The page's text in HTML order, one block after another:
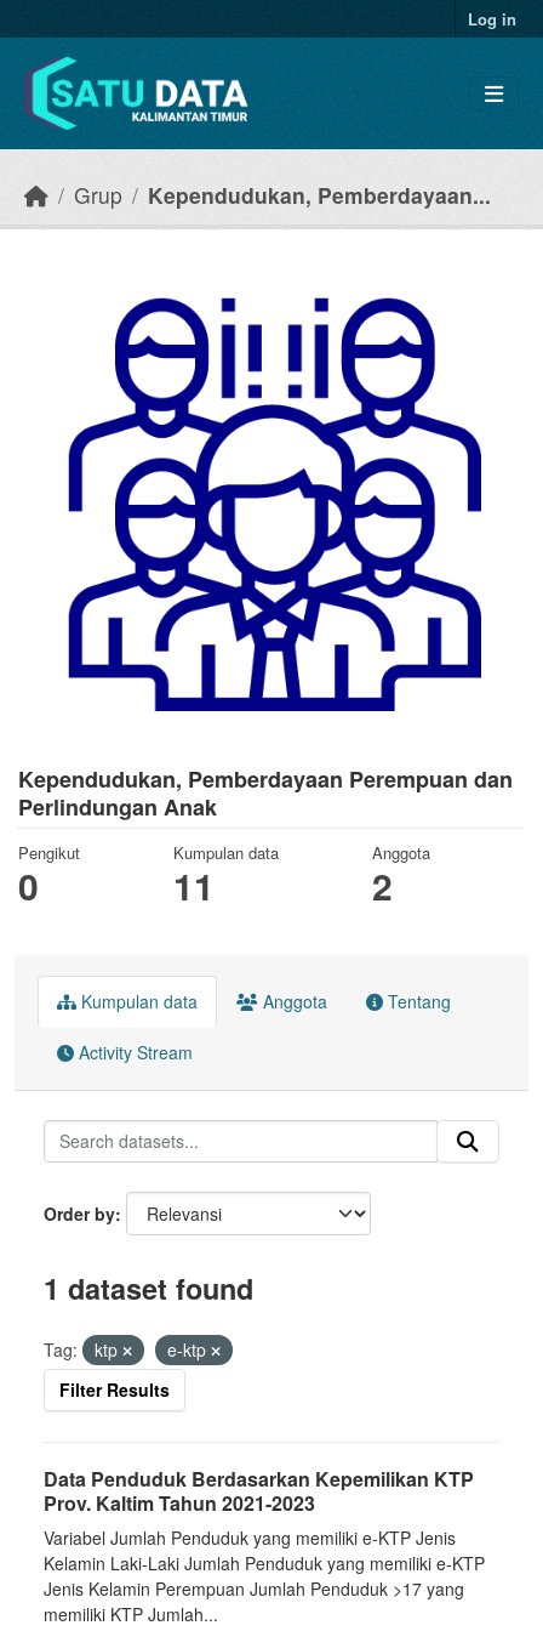
Log in
Grup Kependudukan, Pemberdayaan...
Kependudukan, Pemberdayaan Perempuan dan
Perlindungan Anak
Pengikut
0
Kumpulan data
11
Anggota
2
Kumpulan data Anggota Tentang
Activity Stream
Order by
1 dataset found
Tag: ktp
e-ktp
Filter Results
Data Penduduk Berdasarkan Kepemilikan KTP
Prov. Kaltim Tahun 2021-2023
Variabel Jumlah Penduduk yang memiliki e-KTP Jenis
Kelamin Laki-Laki Jumlah Penduduk yang memiliki e-KTP
Jenis Kelamin Perempuan Jumlah Penduduk >17 yang
memiliki KTP Jumlah...